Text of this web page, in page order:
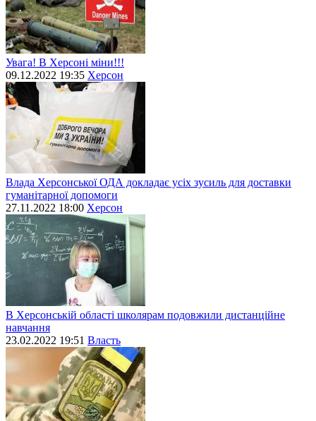
Увага! В Херсоні міни!!!
09.12.2022 19:35 Херсон
Влада Херсонської ОДА докладає усіх зусиль для доставки
гуманітарної допомоги
27.11.2022 18:00 Херсон
В Херсонській області школярам подовжили дистанційне
навчання
23.02.2022 19:51 Власть